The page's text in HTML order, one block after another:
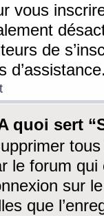
vous
de
d’assistance.
quoi sert
le forum
sur
que